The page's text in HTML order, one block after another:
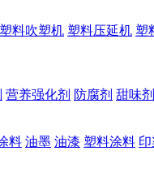
塑料吹塑机 塑料压延机 塑
营养强化剂 防腐剂 甜味剂
料 油墨 油漆 塑料涂料